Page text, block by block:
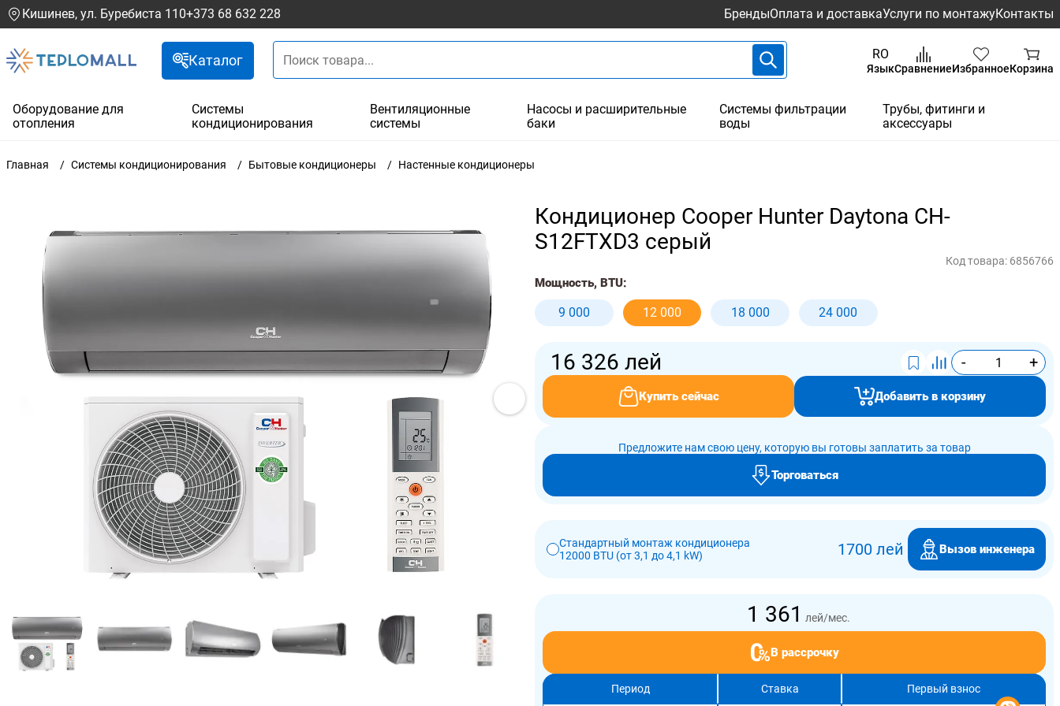
Кишинев, ул. Буребиста 110+373 68 632 228 БрендыОплата и доставкаУслуги по монтажуКонтакты
Каталог RO
ЯзыкСравнениеИзбранноеКорзина
Оборудование для
отопления
Системы
кондиционирования
Вентиляционные
системы
Насосы и расширительные
баки
Системы фильтрации
воды
Трубы, фитинги и
аксессуары
Главная Системы кондиционирования Бытовые кондиционеры Настенные кондиционеры
Кондиционер Сooper Hunter Daytona CH-
S12FTXD3 серый
Код товара: 6856766
Мощность, BTU:
9 000 12 000 18 000 24 000
16 326 лей - +
Купить сейчас Добавить в корзину
Предложите нам свою цену, которую вы готовы заплатить за товар
Торговаться
Стандартный монтаж кондиционера
12000 BTU (от 3,1 до 4,1 kW)
1700 лей Вызов инженера
1 361 лей/мес.
В рассрочку
Период Ставка Первый взнос